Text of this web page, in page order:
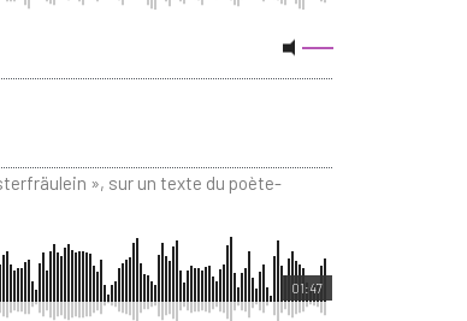
», sur un texte du poète-
01:47